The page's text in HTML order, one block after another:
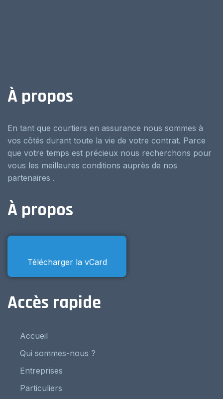
À propos
En tant que courtiers en assurance nous sommes à
vos côtés durant toute la vie de votre contrat. Parce
que votre temps est précieux nous recherchons pour
vous les meilleures conditions auprès de nos
partenaires .
À propos
Télécharger la vCard
Accès rapide
Accueil
Qui sommes-nous ?
Entreprises
Particuliers